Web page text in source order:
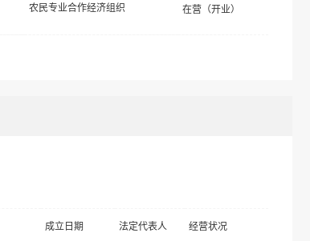
农民专业合作经济组织 在营（开业）
成立日期 法定代表人 经营状况